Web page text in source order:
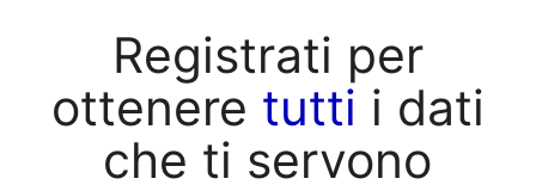
Registrati per
ottenere tutti i dati
che ti servono